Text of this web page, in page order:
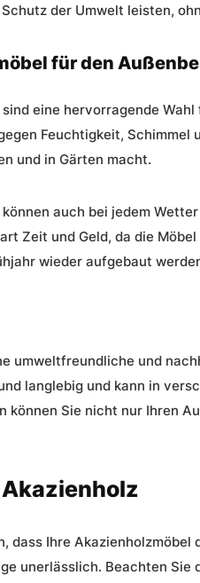
der Umwelt leisten,
für den
eine hervorragende
Feuchtigkeit, Schimmel
und in Gärten macht.
auch bei jedem
Zeit und Geld, da die
wieder aufgebaut
umweltfreundliche und
langlebig und kann in
können Sie nicht nur Ihren
dass Ihre
unerlässlich. Beachten Sie